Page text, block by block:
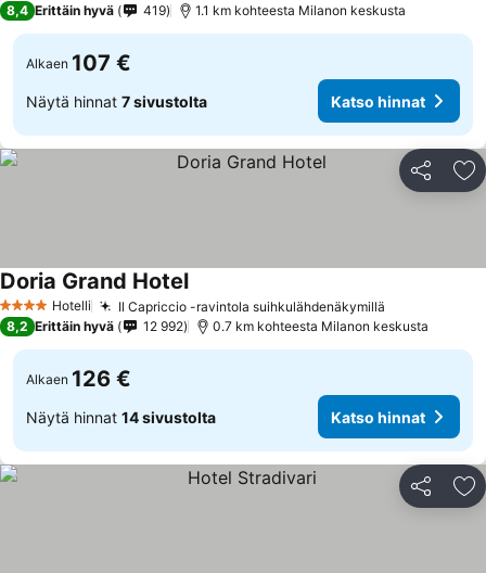
8,4 Erittäin hyvä 419 1.1 km kohteesta Milanon keskusta
Alkaen 107 €
Näytä hinnat 7 sivustolta Katso hinnat
Jaa
4 Tähtiluokitus
Hotelli Il Capriccio -ravintola suihkulähdenäkymillä
Doria Grand Hotel
8,2 Erittäin hyvä 12 992 0.7 km kohteesta Milanon keskusta
Alkaen 126 €
Näytä hinnat 14 sivustolta Katso hinnat
Jaa